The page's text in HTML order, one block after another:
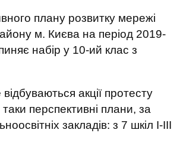
плану розвитку мережі
м. Києва на період 2019-
набір у 10-ий клас з
акції протесту
перспективні плани, за
закладів: з 7 шкіл І-ІІІ